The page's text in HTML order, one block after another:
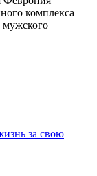
комплекса
мужского
за свою